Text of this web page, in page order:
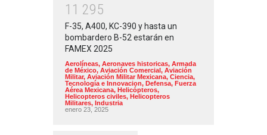
1 1 295
F-35, A400, KC-390 y hasta un
bombardero B-52 estarán en
FAMEX 2025
Aerolíneas, Aeronaves historicas, Armada
de México, Aviación Comercial, Aviación
Militar, Aviación Militar Mexicana, Ciencia,
Tecnología e Innovacion, Defensa, Fuerza
Aérea Mexicana, Helicópteros,
Helicopteros civiles, Helicopteros
Militares, Industria
enero 23, 2025